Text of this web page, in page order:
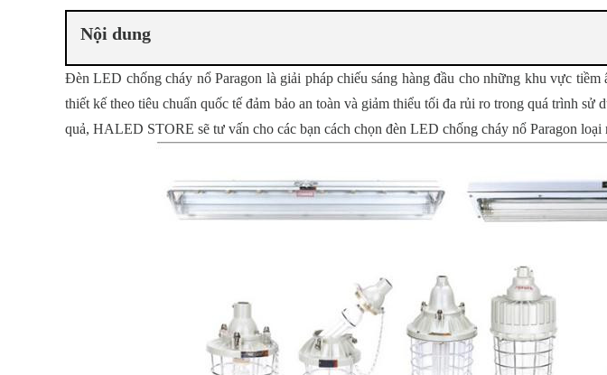
Nội dung
Đèn LED chống cháy nổ Paragon là giải pháp chiếu sáng hàng đầu cho những khu vực
thiết kế theo tiêu chuẩn quốc tế đảm bảo an toàn và giảm thiểu tối đa rủi ro trong quá trình sử
quả, HALED STORE sẽ tư vấn cho các bạn cách chọn đèn LED chống cháy nổ Paragon loại